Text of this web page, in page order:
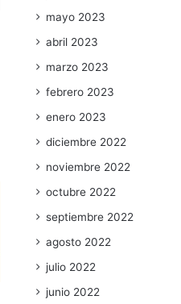
mayo 2023
abril 2023
marzo 2023
febrero 2023
enero 2023
diciembre 2022
noviembre 2022
octubre 2022
septiembre 2022
agosto 2022
julio 2022
junio 2022